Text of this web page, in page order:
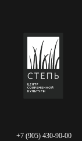
+7 (905) 430-90-00